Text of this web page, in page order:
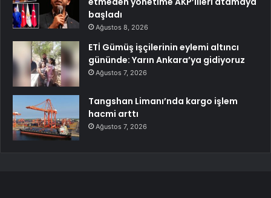
başladı
Ağustos 8, 2026
ETİ Gümüş işçilerinin eylemi altıncı
gününde: Yarın Ankara’ya gidiyoruz
Ağustos 7, 2026
Tangshan Limanı’nda kargo işlem
hacmi arttı
Ağustos 7, 2026